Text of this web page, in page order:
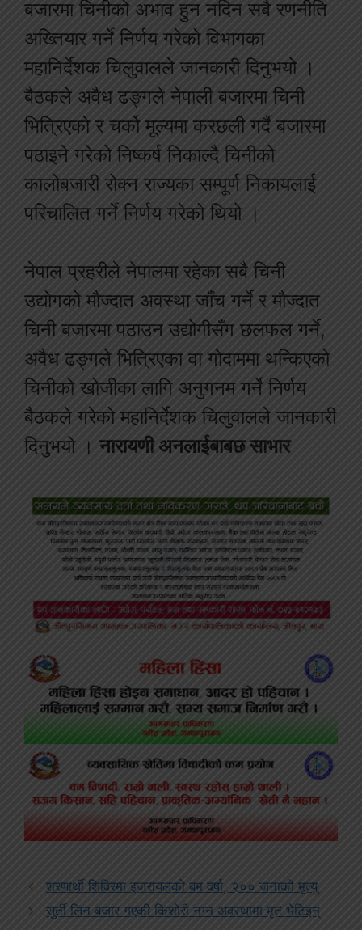
बजारमा चिनीको अभाव हुन नदिन सबै रणनीति
अख्तियार गर्ने निर्णय गरेको विभागका
महानिर्देशक चिलुवालले जानकारी दिनुभयो ।
बैठकले अवैध ढङ्गले नेपाली बजारमा चिनी
भित्रिएको र चर्को मूल्यमा करछली गर्दै बजारमा
पठाइने गरेको निष्कर्ष निकाल्दै चिनीको
कालोबजारी रोक्न राज्यका सम्पूर्ण निकायलाई
परिचालित गर्ने निर्णय गरेको थियो ।
नेपाल प्रहरीले नेपालमा रहेका सबै चिनी
उद्योगको मौज्दात अवस्था जाँच गर्ने र मौज्दात
चिनी बजारमा पठाउन उद्योगीसँग छलफल गर्ने,
अवैध ढङ्गले भित्रिएका वा गोदाममा थन्किएको
चिनीको खोजीका लागि अनुगनम गर्ने निर्णय
बैठकले गरेको महानिर्देशक चिलुवालले जानकारी
दिनुभयो । नारायणी अनलाईबाबछ साभार
शरणार्थी शिविरमा इजरायलको बम वर्षा, २०० जनाको मृत्यु
सुर्ती लिन बजार गएकी किशोरी नग्न अवस्थामा मृत भेटिइन्